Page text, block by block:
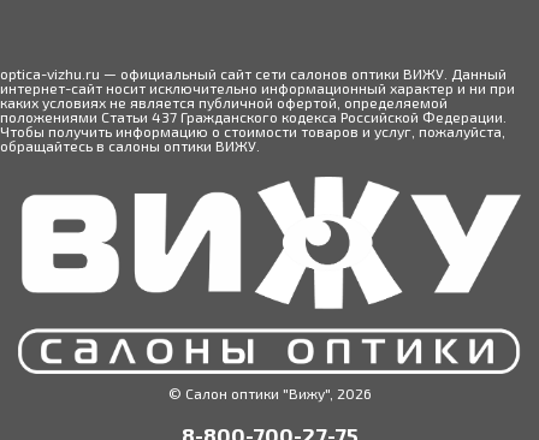
optica-vizhu.ru — официальный сайт сети салонов оптики ВИЖУ. Данный
интернет-сайт носит исключительно информационный характер и ни при
каких условиях не является публичной офертой, определяемой
положениями Статьи 437 Гражданского кодекса Российской Федерации.
Чтобы получить информацию о стоимости товаров и услуг, пожалуйста,
обращайтесь в салоны оптики ВИЖУ.
© Салон оптики "Вижу", 2026
8-800-700-27-75